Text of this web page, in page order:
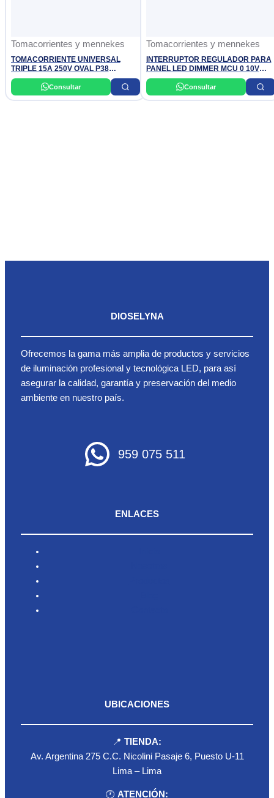
Tomacorrientes y mennekes
TOMACORRIENTE UNIVERSAL
TRIPLE 15A 250V OVAL P38
BTICINO
Consultar
Tomacorrientes y mennekes
INTERRUPTOR REGULADOR PARA
PANEL LED DIMMER MCU 0 10V
7014039 OSRAM
Consultar
DIOSELYNA
Ofrecemos la gama más amplia de productos y servicios
de iluminación profesional y tecnológica LED, para así
asegurar la calidad, garantía y preservación del medio
ambiente en nuestro país.
959 075 511
ENLACES
UBICACIONES
📍 TIENDA:
Av. Argentina 275 C.C. Nicolini Pasaje 6, Puesto U-11
Lima – Lima
🕐 ATENCIÓN: